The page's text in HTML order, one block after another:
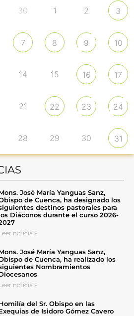
30 1 2 3
7 8 9 10
14 15 16 17
21 22 23 24
28 29 30 31
José María Yanguas Sanz,
de Cuenca, ha designado los
destinos pastorales para
Diáconos durante el curso 2026-
noticia »
José María Yanguas Sanz,
de Cuenca, ha realizado los
Nombramientos
noticia »
del Sr. Obispo en las
de Isidoro Gómez Cavero